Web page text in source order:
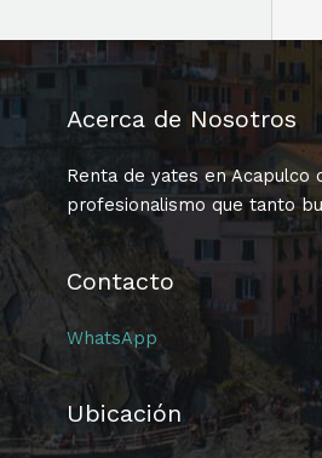
Acerca de Nosotros
Renta de yates en Acapulco
profesionalismo que tanto
Contacto
WhatsApp
Ubicación